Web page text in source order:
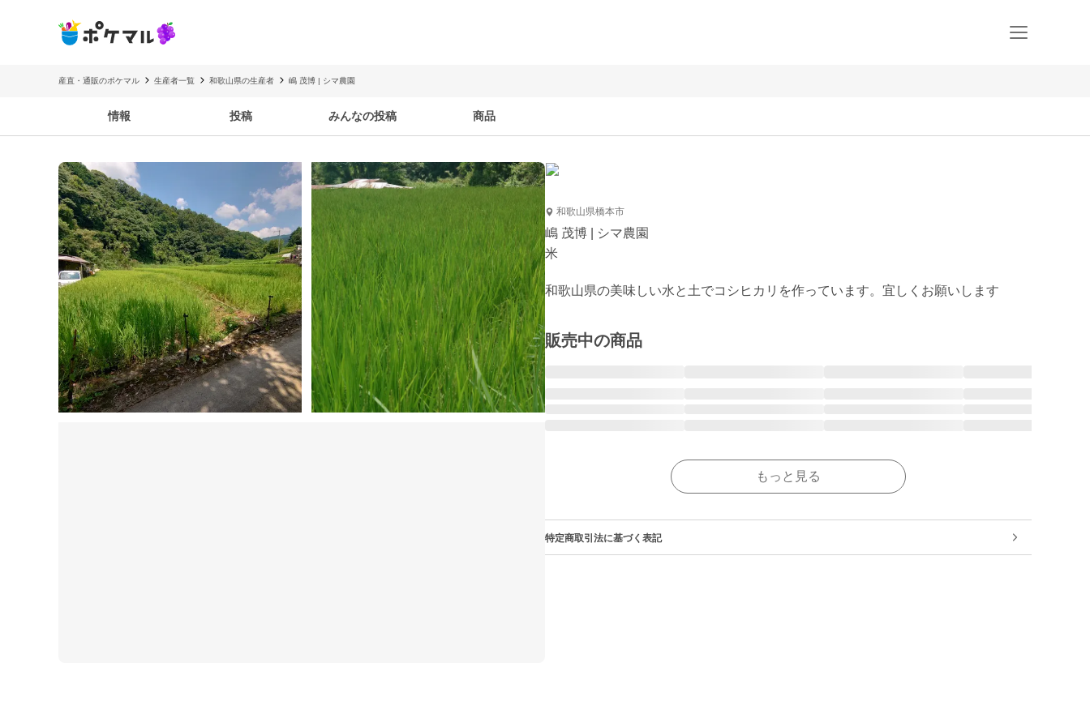
産直・通販のポケマル 生産者一覧 和歌山県の生産者 嶋 茂博 | シマ農園
情報 投稿 みんなの投稿 商品
和歌山県橋本市
嶋 茂博 | シマ農園
米
和歌山県の美味しい水と土でコシヒカリを作っています。宜しくお願いします
販売中の商品
もっと見る
特定商取引法に基づく表記